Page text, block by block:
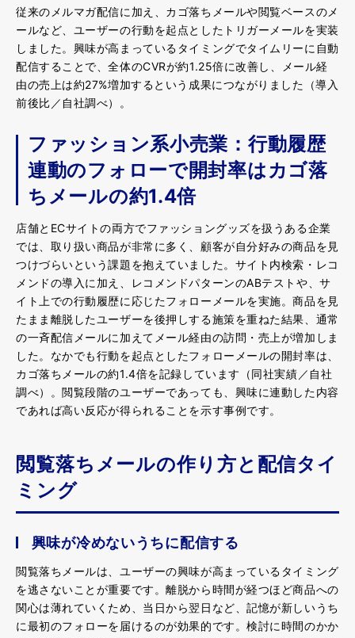
従来のメルマガ配信に加え、カゴ落ちメールや閲覧ベースのメ
ールなど、ユーザーの行動を起点としたトリガーメールを実装
しました。興味が高まっているタイミングでタイムリーに自動
配信することで、全体のCVRが約1.25倍に改善し、メール経
由の売上は約27%増加するという成果につながりました（導入
前後比／自社調べ）。
ファッション系小売業：行動履歴
連動のフォローで開封率はカゴ落
ちメールの約1.4倍
店舗とECサイトの両方でファッショングッズを扱うある企業
では、取り扱い商品が非常に多く、顧客が自分好みの商品を見
つけづらいという課題を抱えていました。サイト内検索・レコ
メンドの導入に加え、レコメンドパターンのABテストや、サ
イト上での行動履歴に応じたフォローメールを実施。商品を見
たまま離脱したユーザーを後押しする施策を重ねた結果、通常
の一斉配信メールに加えてメール経由の訪問・売上が増加しま
した。なかでも行動を起点としたフォローメールの開封率は、
カゴ落ちメールの約1.4倍を記録しています（同社実績／自社
調べ）。閲覧段階のユーザーであっても、興味に連動した内容
であれば高い反応が得られることを示す事例です。
閲覧落ちメールの作り方と配信タイ
ミング
興味が冷めないうちに配信する
閲覧落ちメールは、ユーザーの興味が高まっているタイミング
を逃さないことが重要です。離脱から時間が経つほど商品への
関心は薄れていくため、当日から翌日など、記憶が新しいうち
に最初のフォローを届けるのが効果的です。検討に時間のかか